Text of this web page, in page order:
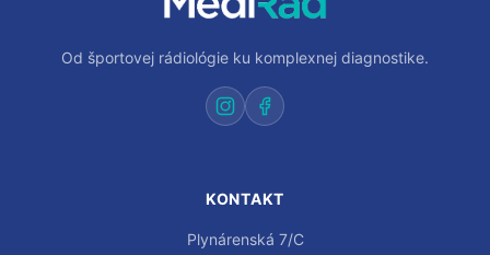
Od športovej rádiológie ku komplexnej diagnostike.
KONTAKT
Plynárenská 7/C